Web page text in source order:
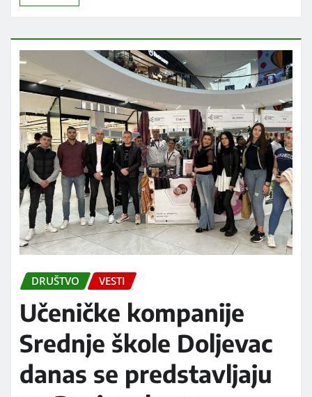
DRUŠTVO VESTI
Učeničke kompanije
Srednje škole Doljevac
danas se predstavljaju